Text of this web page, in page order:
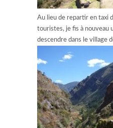
Au lieu de repartir en taxi
touristes, je fis à nouveau
descendre dans le village